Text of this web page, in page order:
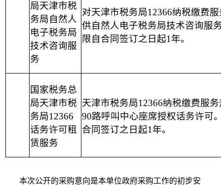
局天津市税
务局自然人
电子税务局
技术咨询服
务
对天津市税务局12366纳税缴费
供自然人电子税务局技术咨询服
限自合同签订之日起1年。
国家税务总
局天津市税
务局12366
话务许可租
赁服务
天津市税务局12366纳税缴费服
90路呼叫中心座席授权话务许可
合同签订之日起1年。
本次公开的采购意向是本单位政府采购工作的初步安